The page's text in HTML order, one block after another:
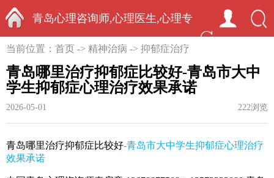
首页
青岛心理咨询师,心理医生,心理专
家-中国心理学家秦启竞
当前位置： 首页 -> 精神治病 -> 抑郁症治疗
青岛哪里治疗抑郁症比较好-青岛市大中
学生抑郁症心理治疗效果承诺
2026-05-01 222浏览
青岛哪里治疗抑郁症比较好-青岛市大中学生抑郁症心理治疗
效果承诺